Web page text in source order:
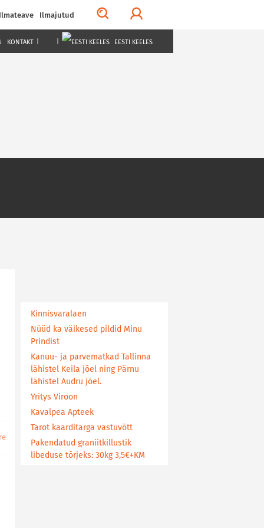
Ilmajutud
KONTAKT EESTI KEELES
Kinnisvaralaen
Nüüd ka väikesed pildid Minu
Prindist
Kanuu- ja parvematkad Tallinna
lähistel Keila jõel ning Pärnu
lähistel Audru jõel.
Yritys Viroon
Kavalpea Apteek
Tarot kaarditarga vastuvõtt
Pakendatud graniitkillustik
libeduse tõrjeks: 30kg 3,5€+KM